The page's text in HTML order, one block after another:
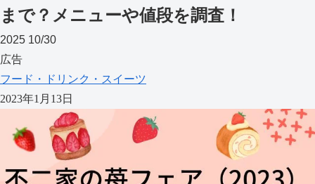
まで？メニューや値段を調査！
2025 10/30
広告
フード・ドリンク・スイーツ
2023年1月13日